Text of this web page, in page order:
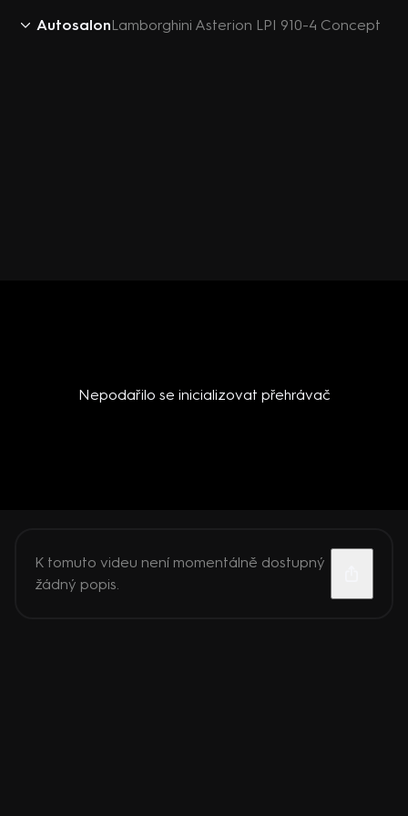
AutosalonLamborghini Asterion LPI 910-4 Concept
Nepodařilo se inicializovat přehrávač
K tomuto videu není momentálně dostupný
žádný popis.